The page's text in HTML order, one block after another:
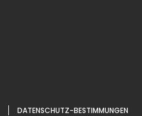
DATENSCHUTZ-BESTIMMUNGEN